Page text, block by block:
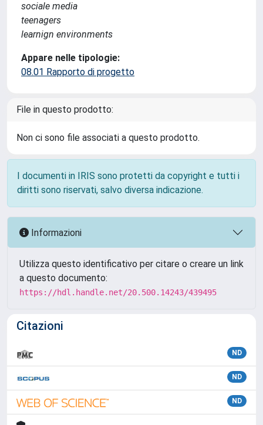
sociale media
teenagers
learnign environments
Appare nelle tipologie:
08.01 Rapporto di progetto
File in questo prodotto:
Non ci sono file associati a questo prodotto.
I documenti in IRIS sono protetti da copyright e tutti i
diritti sono riservati, salvo diversa indicazione.
Informazioni
Utilizza questo identificativo per citare o creare un link
a questo documento:
https://hdl.handle.net/20.500.14243/439495
Citazioni
ND
ND
ND